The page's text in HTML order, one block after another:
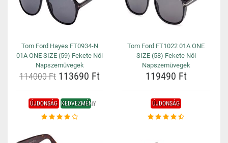
Tom Ford Hayes FT0934-N
01A ONE SIZE (59) Fekete Női
Napszemüvegek
114000 Ft 113690 Ft
Tom Ford FT1022 01A ONE
SIZE (58) Fekete Női
Napszemüvegek
119490 Ft
ÚJDONSÁG KEDVEZMÉNY ÚJDONSÁG